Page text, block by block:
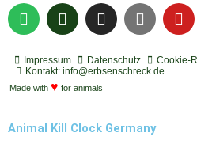
S
p
t
i
f
P
o
c
a
s
I
n
t
a
g
a
m
Y
o
t
u
Y
o
t
Impressum Datenschutz
Cookie-
Kontakt: info@erbsenschreck.de
Made with ♥ for animals
Animal Kill Clock Germany